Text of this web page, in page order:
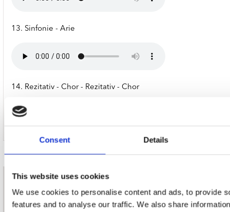
Consent Details
This website uses cookies
We use cookies to personalise content and ads, to provide
features and to analyse our traffic. We also share
13. Sinfonie - Arie
14. Rezitativ - Chor - Rezitativ - Chor